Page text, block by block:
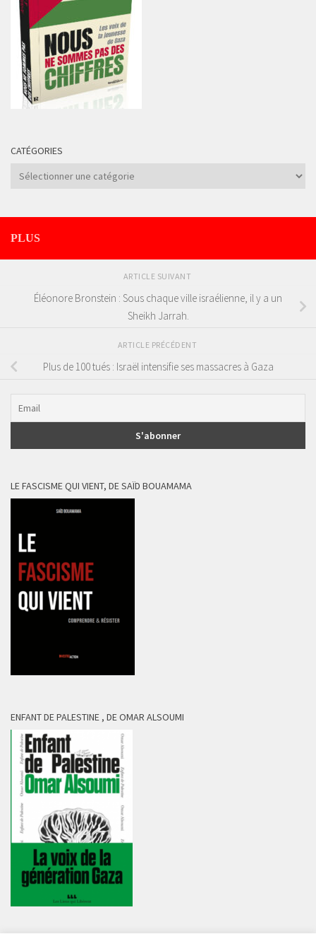
CATÉGORIES
Catégories
PLUS
ARTICLE SUIVANT
Éléonore Bronstein : Sous chaque ville israélienne, il y a un
Sheikh Jarrah.
ARTICLE PRÉCÉDENT
Plus de 100 tués : Israël intensifie ses massacres à Gaza
LE FASCISME QUI VIENT, DE SAÏD BOUAMAMA
ENFANT DE PALESTINE , DE OMAR ALSOUMI